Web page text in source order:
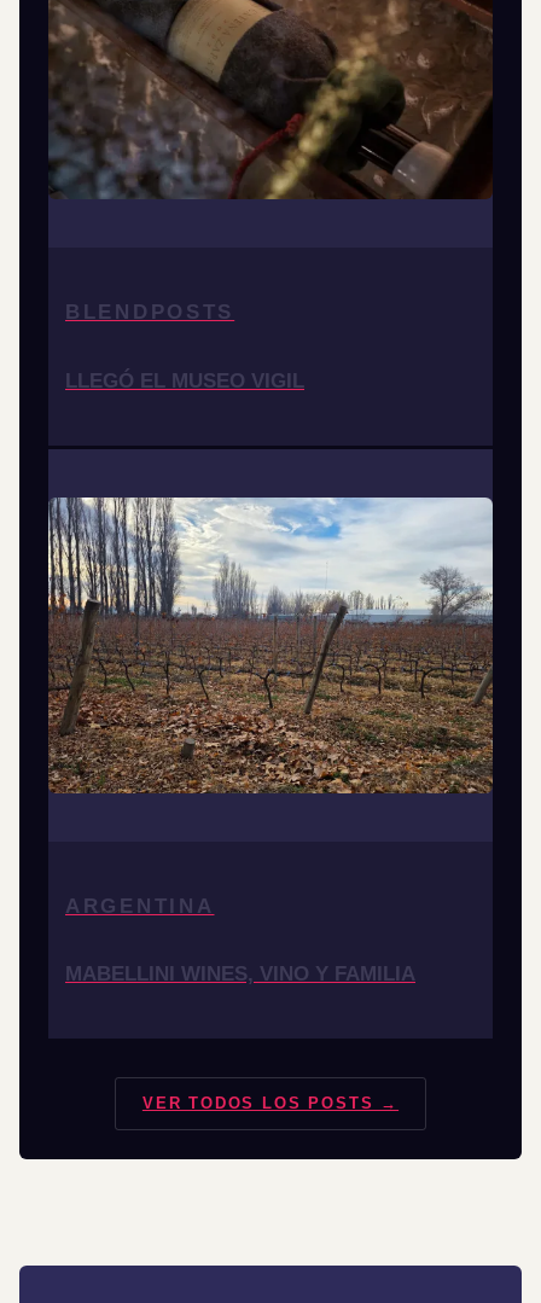
BLENDPOSTS
LLEGÓ EL MUSEO VIGIL
ARGENTINA
MABELLINI WINES, VINO Y FAMILIA
VER TODOS LOS POSTS →